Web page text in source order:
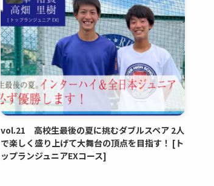
vol.21 高校生最後の夏に挑むダブルスペア 2人
で楽しく盛り上げて大舞台の頂点を目指す！ [ト
ップランジュニアEXコース]